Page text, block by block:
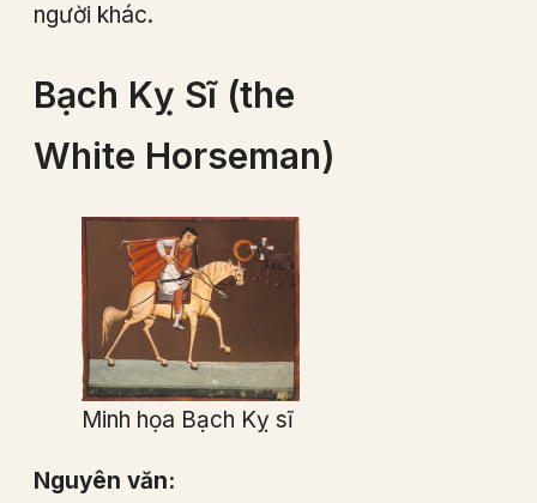
người khác.
Bạch Kỵ Sĩ (the
White Horseman)
Minh họa Bạch Kỵ sĩ
Nguyên văn: